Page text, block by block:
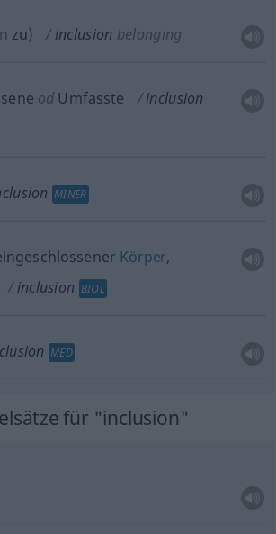
zu) inclusion belonging
od Umfasste
inclusion
MINER
Körper,
inclusion BIOL
MED
für "inclusion"